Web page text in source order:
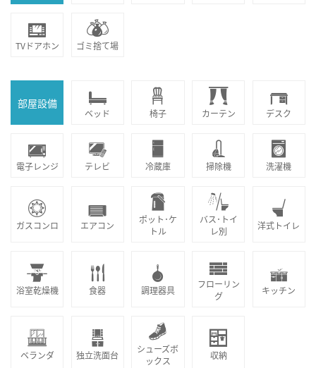
TVドアホン ゴミ捨て場
部屋設備
ベッド 椅子 カーテン デスク
電子レンジ テレビ 冷蔵庫 掃除機 洗濯機
ガスコンロ エアコン
ポット･ケ
トル
バス･トイ
レ別
洋式トイレ
浴室乾燥機 食器 調理器具
フローリン
グ
キッチン
ベランダ 独立洗面台
シューズボ
ックス
収納